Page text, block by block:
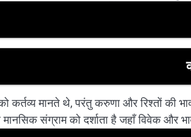
कर्तव्य मानते थे, परंतु करुणा और रिश्तों की
संग्राम को दर्शाता है जहाँ विवेक और